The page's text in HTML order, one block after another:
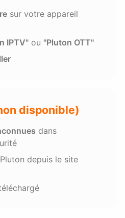
sur votre appareil
IPTV" ou "Pluton OTT"
disponible)
dans
depuis le site